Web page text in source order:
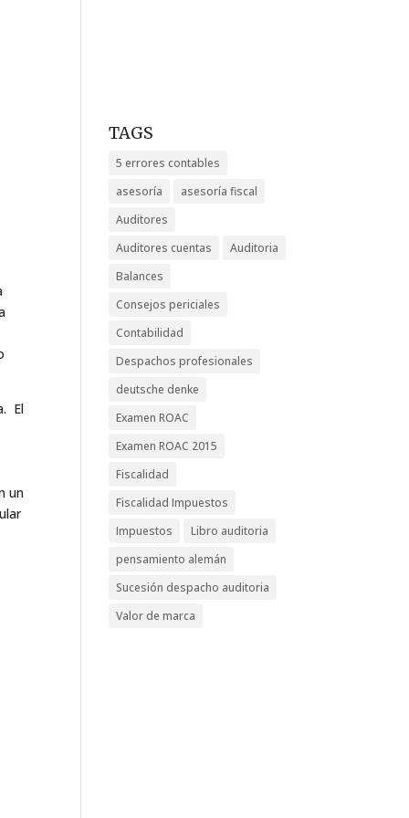
El
un
TAGS
5 errores contables
asesoría
asesoría fiscal
Auditores
Auditores cuentas
Auditoria
Balances
Consejos periciales
Contabilidad
Despachos profesionales
deutsche denke
Examen ROAC
Examen ROAC 2015
Fiscalidad
Fiscalidad Impuestos
Impuestos
Libro auditoria
pensamiento alemán
Sucesión despacho auditoria
Valor de marca